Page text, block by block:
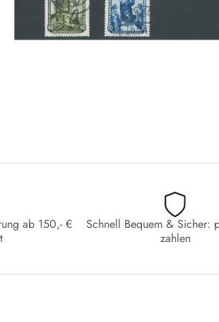
ab 150,- €
Schnell Bequem & Sicher:
zahlen